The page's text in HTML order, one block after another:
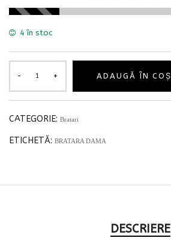
4 în stoc
ADAUGĂ ÎN COȘ
CATEGORIE: Bratari
ETICHETĂ: BRATARA DAMA
DESCRIERE